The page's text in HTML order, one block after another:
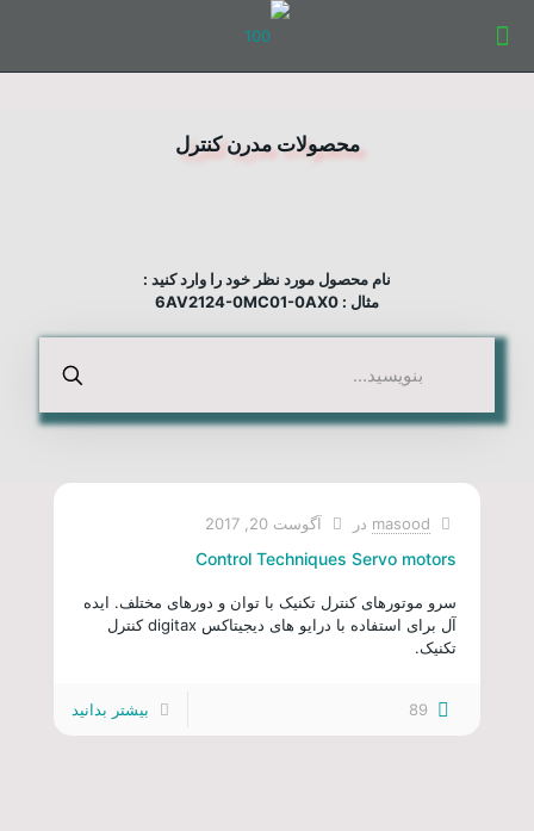
محصولات مدرن کنترل
نام محصول مورد نظر خود را وارد کنید :
مثال : 6AV2124-0MC01-0AX0
masood در آگوست 20, 2017
Control Techniques Servo motors
سرو موتورهای کنترل تکنیک با توان و دورهای مختلف. ایده
آل برای استفاده با درایو های دیجیتاکس digitax کنترل
تکنیک.
89 بیشتر بدانید